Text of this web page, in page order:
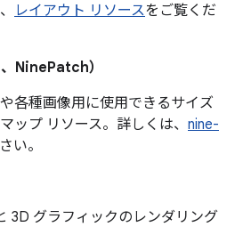
レイアウト リソースをご覧くだ
NinePatch）
各種画像用に使用できるサイズ
ップ リソース。詳しくは、 nine-
い。
3D グラフィックのレンダリング